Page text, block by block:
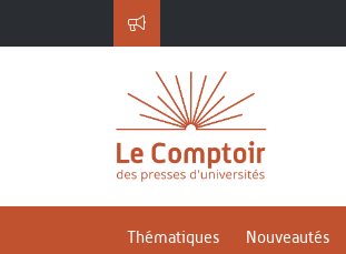
Thématiques Nouveautés